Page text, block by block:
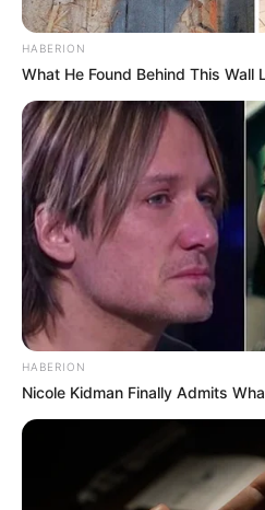
revistaartesanato
HABERION
What He Found Behind This Wall
HABERION
Nicole Kidman Finally Admits